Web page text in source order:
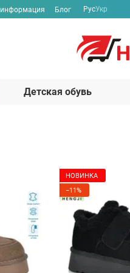
информация Блог РусУкр
Детская обувь
НОВИНКА
−11%